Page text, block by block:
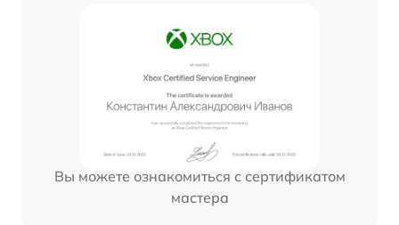
Вы можете ознакомиться с сертификатом
мастера